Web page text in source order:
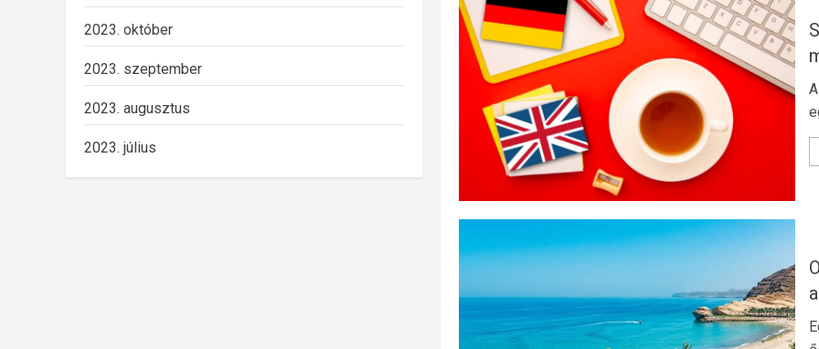
2023. október
2023. szeptember
2023. augusztus
2023. július